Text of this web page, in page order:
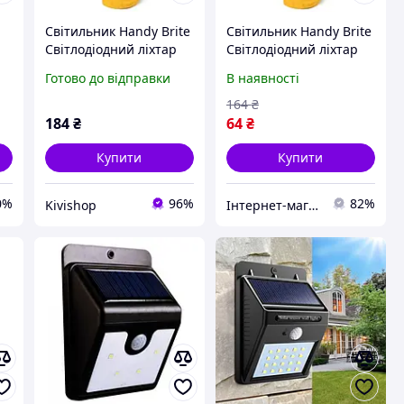
Світильник Handy Brite
Світлодіодний ліхтар
Готово до відправки
184 ₴
Купити
Kivishop 96%
Світильник Handy Brite
Світлодіодний ліхтар
В наявності
64₴
164 ₴
Купити
Інтернет-магазин Промчик 82%